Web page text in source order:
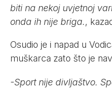
biti na nekoj uvjetnoj
onda ih nije briga.,
Osudio je i napad u
muškarca zato što je
-Sport nije divljaštvo.